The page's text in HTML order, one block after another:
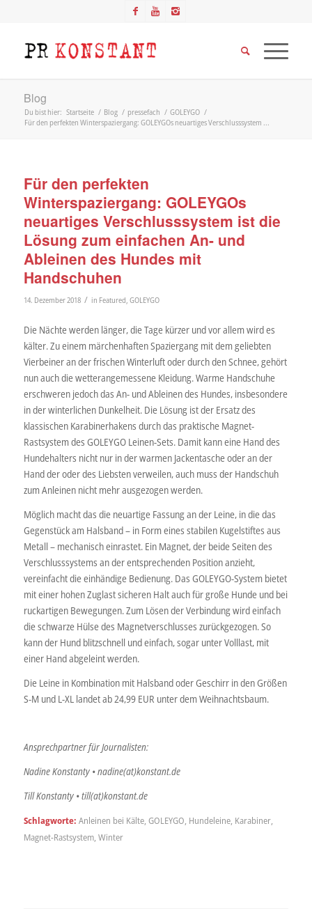
Blog
Du bist hier: Startseite / Blog / pressefach / GOLEYGO /
Für den perfekten Winterspaziergang: GOLEYGOs neuartiges Verschlusssystem ...
Für den perfekten
Winterspaziergang: GOLEYGOs
neuartiges Verschlusssystem ist die
Lösung zum einfachen An- und
Ableinen des Hundes mit
Handschuhen
14. Dezember 2018 / in Featured, GOLEYGO
Die Nächte werden länger, die Tage kürzer und vor allem wird es
kälter. Zu einem märchenhaften Spaziergang mit dem geliebten
Vierbeiner an der frischen Winterluft oder durch den Schnee, gehört
nun auch die wetterangemessene Kleidung. Warme Handschuhe
erschweren jedoch das An- und Ableinen des Hundes, insbesondere
in der winterlichen Dunkelheit. Die Lösung ist der Ersatz des
klassischen Karabinerhakens durch das praktische Magnet-
Rastsystem des GOLEYGO Leinen-Sets. Damit kann eine Hand des
Hundehalters nicht nur in der warmen Jackentasche oder an der
Hand der oder des Liebsten verweilen, auch muss der Handschuh
zum Anleinen nicht mehr ausgezogen werden.
Möglich macht das die neuartige Fassung an der Leine, in die das
Gegenstück am Halsband – in Form eines stabilen Kugelstiftes aus
Metall – mechanisch einrastet. Ein Magnet, der beide Seiten des
Verschlusssystems an der entsprechenden Position anzieht,
vereinfacht die einhändige Bedienung. Das GOLEYGO-System bietet
mit einer hohen Zuglast sicheren Halt auch für große Hunde und bei
ruckartigen Bewegungen. Zum Lösen der Verbindung wird einfach
die schwarze Hülse des Magnetverschlusses zurückgezogen. So
kann der Hund blitzschnell und einfach, sogar unter Volllast, mit
einer Hand abgeleint werden.
Die Leine in Kombination mit Halsband oder Geschirr in den Größen
S-M und L-XL landet ab 24,99 EUR unter dem Weihnachtsbaum.
Ansprechpartner für Journalisten:
Nadine Konstanty • nadine(at)konstant.de
Till Konstanty • till(at)konstant.de
Schlagworte: Anleinen bei Kälte, GOLEYGO, Hundeleine, Karabiner,
Magnet-Rastsystem, Winter